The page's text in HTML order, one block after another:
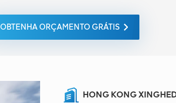
OBTENHA ORÇAMENTO GRÁTIS
HONG KONG